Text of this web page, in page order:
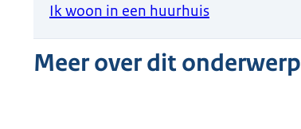
Ik woon in een huurhuis
Meer over dit onderwerp